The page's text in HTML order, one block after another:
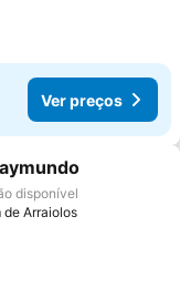
Ver preços
favoritos
disponível
de Arraiolos